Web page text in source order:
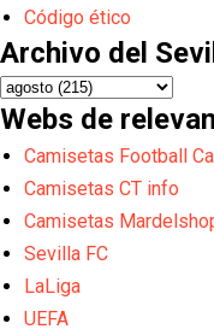
Código ético
Archivo del
Webs de
Camisetas Football
Camisetas CT info
Camisetas
Sevilla FC
LaLiga
UEFA